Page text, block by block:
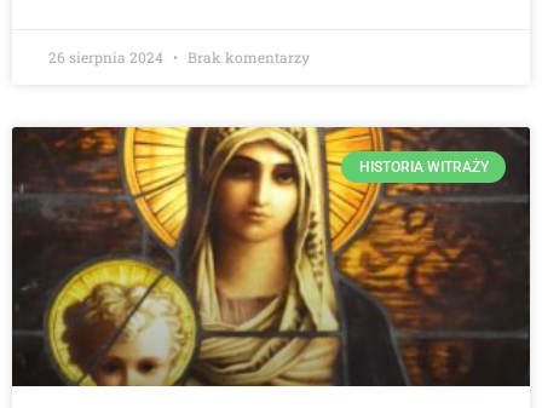
26 sierpnia 2024 Brak komentarzy
HISTORIA WITRAŻY